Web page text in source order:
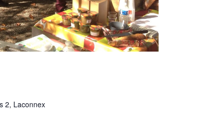
2, Laconnex